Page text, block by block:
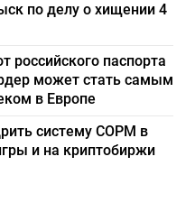
по делу о хищении 4
российского паспорта
может стать самым
в Европе
систему СОРМ в
и на криптобиржи